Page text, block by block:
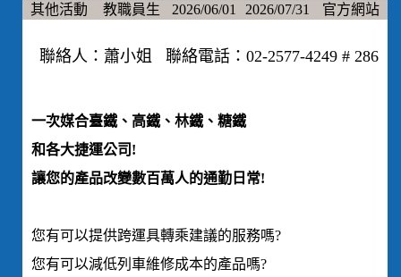
其他活動
教職員生 2026/06/01 2026/07/31 官方網站
聯絡人：蕭小姐 聯絡電話：02-2577-4249 # 286
一次媒合臺鐵、高鐵、林鐵、糖鐵
和各大捷運公司!
讓您的產品改變數百萬人的通勤日常!
您有可以提供跨運具轉乘建議的服務嗎?
您有可以減低列車維修成本的產品嗎?